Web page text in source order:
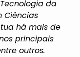
da
Ciências
há mais de
principais
outros.